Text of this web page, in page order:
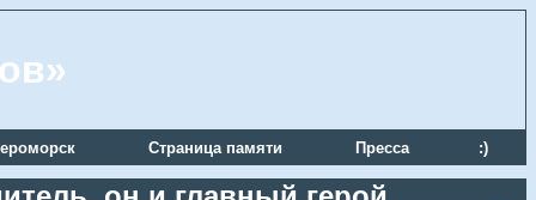
Страница памяти Пресса :)